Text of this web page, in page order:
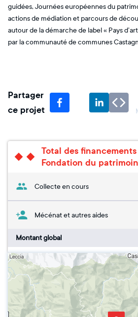
guidées, Journées européennes du
actions de médiation et parcours de
autour de la démarche de label « Pays
par la communauté de communes
Partager
ce projet
Total des
Fondation du
Collecte en cours
Mécénat et autres aides
Montant global